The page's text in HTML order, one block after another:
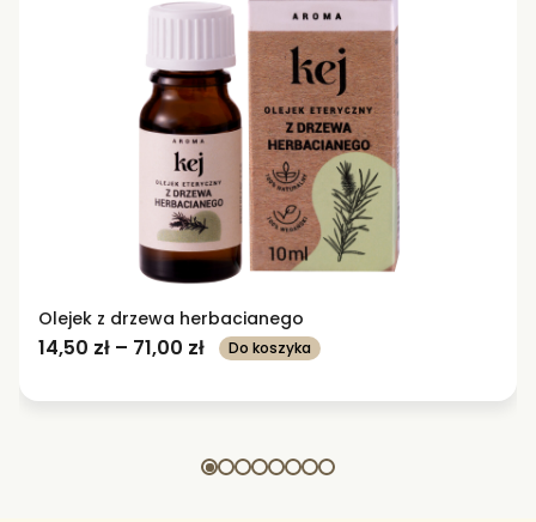
Olejek z drzewa herbacianego
14,50 zł – 71,00 złZakres
cen:
14,50 zł
Do koszyka
Ten